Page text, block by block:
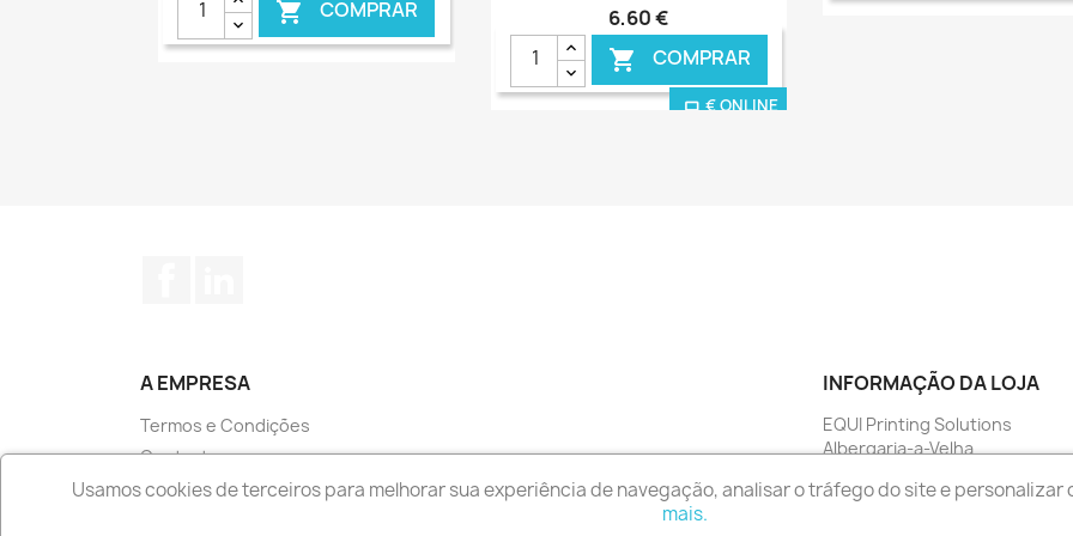
 COMPRAR 6,60 €
 COMPRAR
€ ONLINE
A EMPRESA
Termos e Condições
Contacte-nos
Livro de Reclamações
INFORMAÇÃO DA LOJA
EQUI Printing Solutions
Albergaria-a-Velha
Envie-nos um e-mail:
Usamos cookies de terceiros para melhorar sua experiência de navegação, analisar o tráfego do site e personalizar
mais.